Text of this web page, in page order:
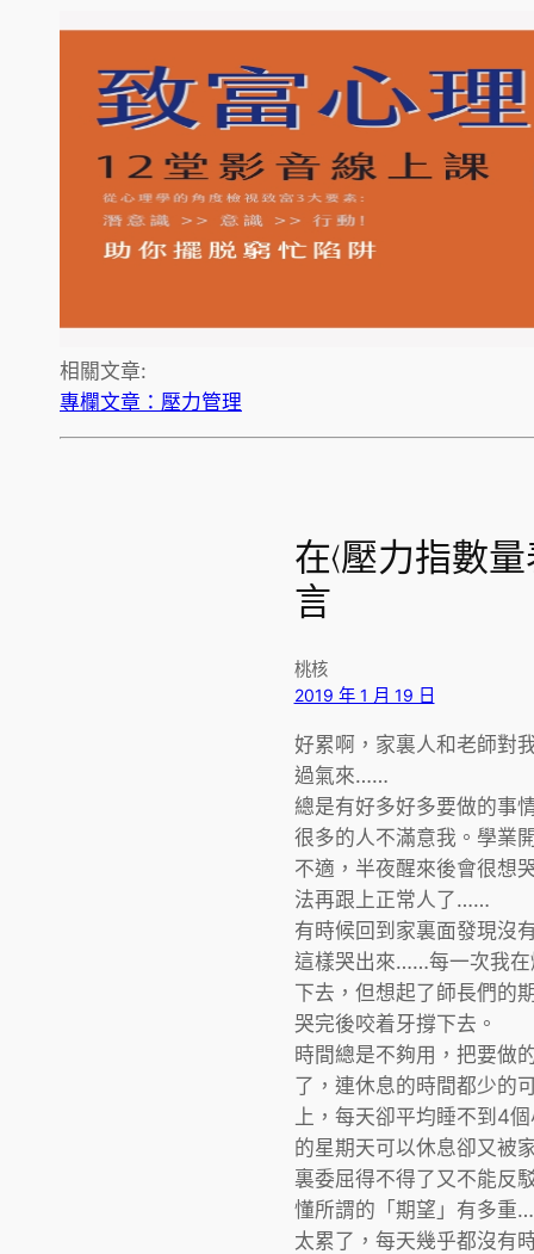
相關文章:
專欄文章：壓力管理
在〈壓力指數
言
桃核
2019 年 1 月 19 日
好累啊，家裏人和老師對
過氣來……
總是有好多好多要做的事
很多的人不滿意我。學業
不適，半夜醒來後會很想
法再跟上正常人了……
有時候回到家裏面發現沒
這樣哭出來……每一次我在
下去，但想起了師長們的
哭完後咬着牙撐下去。
時間總是不夠用，把要做
了，連休息的時間都少的
上，每天卻平均睡不到4
的星期天可以休息卻又被
裏委屈得不得了又不能反
懂所謂的「期望」有多重
太累了，每天幾乎都沒有